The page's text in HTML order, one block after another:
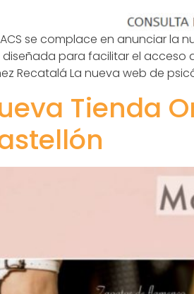
se complace en anunciar la
para facilitar el acceso
Recatalá La nueva web de
Tienda